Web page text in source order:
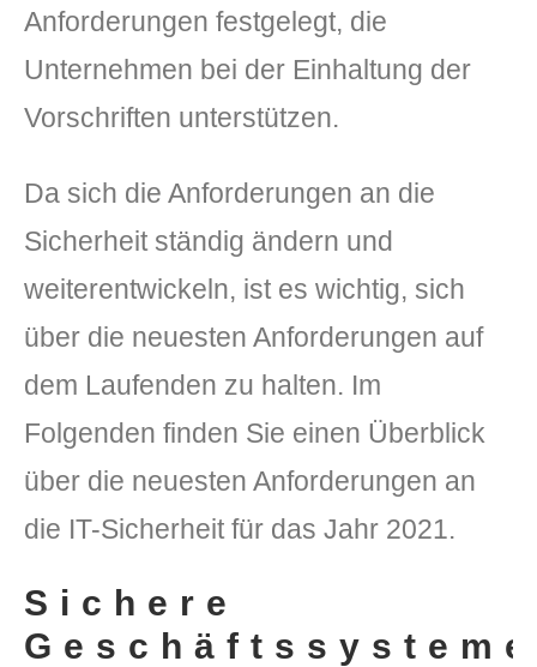
Anforderungen festgelegt, die
Unternehmen bei der Einhaltung der
Vorschriften unterstützen.
Da sich die Anforderungen an die
Sicherheit ständig ändern und
weiterentwickeln, ist es wichtig, sich
über die neuesten Anforderungen auf
dem Laufenden zu halten. Im
Folgenden finden Sie einen Überblick
über die neuesten Anforderungen an
die IT-Sicherheit für das Jahr 2021.
Sichere
Geschäftssysteme